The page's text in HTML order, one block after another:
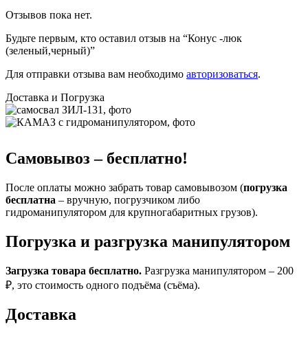
Отзывов пока нет.
Будьте первым, кто оставил отзыв на “Конус -люк
(зеленый,черный)”
Для отправки отзыва вам необходимо авторизоваться.
Доставка и Погрузка
Самовывоз – бесплатно!
После оплаты можно забрать товар самовывозом (погрузка
бесплатна – вручную, погрузчиком либо
гидроманипулятором для крупногабаритных грузов).
Погрузка и разгрузка манипулятором
Загрузка товара бесплатно. Разгрузка манипулятором – 200
₽, это стоимость одного подъёма (съёма).
Доставка